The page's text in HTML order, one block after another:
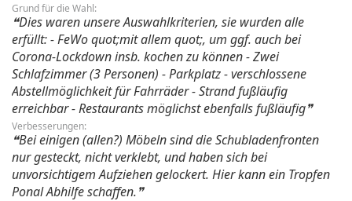
Grund für die Wahl:
Dies waren unsere Auswahlkriterien, sie wurden alle
erfüllt: - FeWo quot;mit allem quot;, um ggf. auch bei
Corona-Lockdown insb. kochen zu können - Zwei
Schlafzimmer (3 Personen) - Parkplatz - verschlossene
Abstellmöglichkeit für Fahrräder - Strand fußläufig
erreichbar - Restaurants möglichst ebenfalls fußläufig
Verbesserungen:
Bei einigen (allen?) Möbeln sind die Schubladenfronten
nur gesteckt, nicht verklebt, und haben sich bei
unvorsichtigem Aufziehen gelockert. Hier kann ein Tropfen
Ponal Abhilfe schaffen.